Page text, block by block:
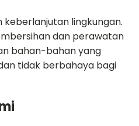
keberlanjutan lingkungan.
dan perawatan
bahan-bahan yang
tidak berbahaya bagi